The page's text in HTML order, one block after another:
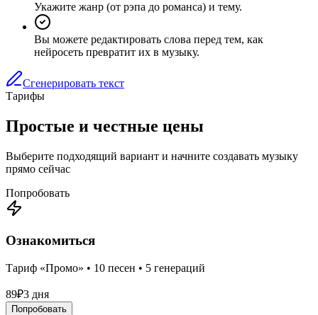
Укажите жанр (от рэпа до романса) и тему.
Вы можете редактировать слова перед тем, как
нейросеть превратит их в музыку.
Сгенерировать текст
Тарифы
Простые и честные цены
Выберите подходящий вариант и начните создавать музыку
прямо сейчас
Попробовать
Ознакомиться
Тариф «Промо» • 10 песен • 5 генераций
89₽3 дня
Попробовать